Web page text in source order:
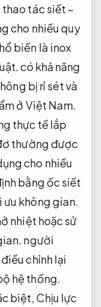
tác siết –
cho nhiều quy
biến là inox
có khả năng
bị rỉ sét và
ở Việt Nam.
thực tế lắp
thường được
cho nhiều
bằng ốc siết
ưu không gian.
nhiệt hoặc sử
người
chỉnh lại
hệ thống.
biệt, Chịu lực